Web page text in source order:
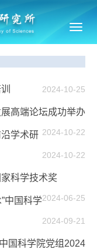
2024-10-25
高端论坛成功举办
2024-10-22
学术研
2024-10-22
科学技术奖
2024-06-25
中国科学
2024-09-21
国科学院党组2024